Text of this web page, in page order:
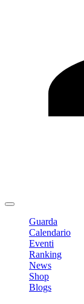
Guarda
Calendario
Eventi
Ranking
News
Shop
Blogs